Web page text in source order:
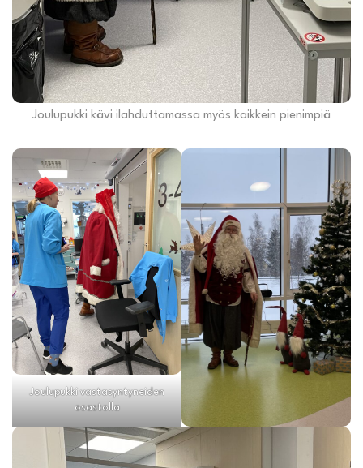
Joulupukki kävi ilahduttamassa myös kaikkein pienimpiä
Joulupukki vastasyntyneiden
osastolla